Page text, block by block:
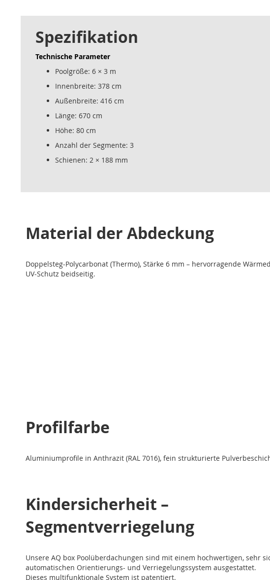
Spezifikation
Technische Parameter
Poolgröße: 6 × 3 m
Innenbreite: 378 cm
Außenbreite: 416 cm
Länge: 670 cm
Höhe: 80 cm
Anzahl der Segmente: 3
Schienen: 2 × 188 mm
Material der Abdeckung
Doppelsteg-Polycarbonat (Thermo), Stärke 6 mm – hervorragende
UV-Schutz beidseitig.
Profilfarbe
Aluminiumprofile in Anthrazit (RAL 7016), fein strukturierte
Kindersicherheit –
Segmentverriegelung
Unsere AQ box Poolüberdachungen sind mit einem hochwertigen, sehr
automatischen Orientierungs- und Verriegelungssystem ausgestattet.
Dieses multifunktionale System ist patentiert.